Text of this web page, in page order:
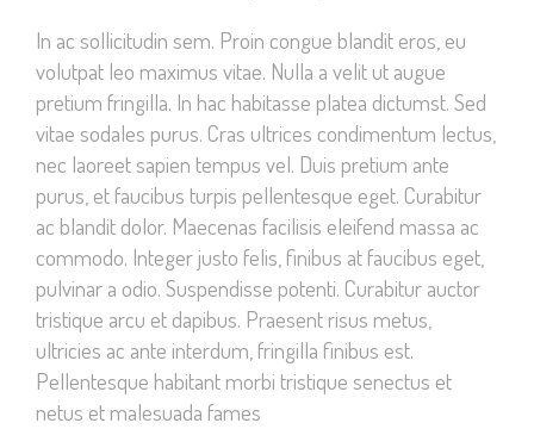
In ac sollicitudin sem. Proin congue blandit eros, eu
volutpat leo maximus vitae. Nulla a velit ut augue
pretium fringilla. In hac habitasse platea dictumst. Sed
vitae sodales purus. Cras ultrices condimentum lectus,
nec laoreet sapien tempus vel. Duis pretium ante
purus, et faucibus turpis pellentesque eget. Curabitur
ac blandit dolor. Maecenas facilisis eleifend massa ac
commodo. Integer justo felis, finibus at faucibus eget,
pulvinar a odio. Suspendisse potenti. Curabitur auctor
tristique arcu et dapibus. Praesent risus metus,
ultricies ac ante interdum, fringilla finibus est.
Pellentesque habitant morbi tristique senectus et
netus et malesuada fames